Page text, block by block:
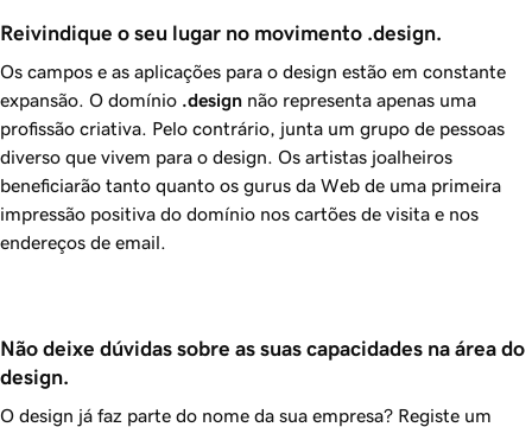
Reivindique o seu lugar no movimento .design.
Os campos e as aplicações para o design estão em constante
expansão. O domínio .design não representa apenas uma
profissão criativa. Pelo contrário, junta um grupo de pessoas
diverso que vivem para o design. Os artistas joalheiros
beneficiarão tanto quanto os gurus da Web de uma primeira
impressão positiva do domínio nos cartões de visita e nos
endereços de email.
Não deixe dúvidas sobre as suas capacidades na área do
design.
O design já faz parte do nome da sua empresa? Registe um